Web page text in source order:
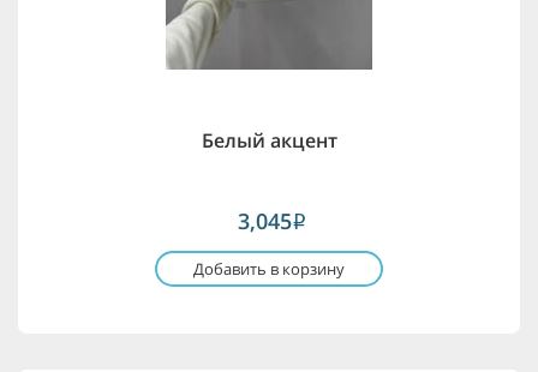
Белый акцент
3,045i
Добавить в корзину